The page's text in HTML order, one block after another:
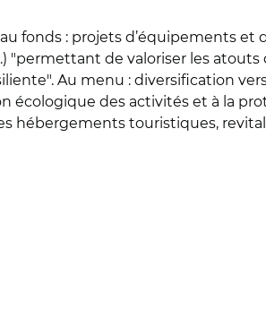
fonds : projets d’équipements
"permettant de valoriser les
Au menu : diversification
écologique des activités et à la
hébergements touristiques,